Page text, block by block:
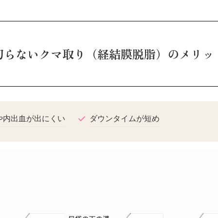
らないクマ取り（経結膜脱脂）のメリッ
内出血が出にくい ダウンタイムが短め